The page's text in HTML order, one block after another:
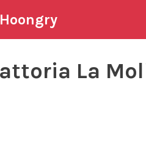
Hoongry
La